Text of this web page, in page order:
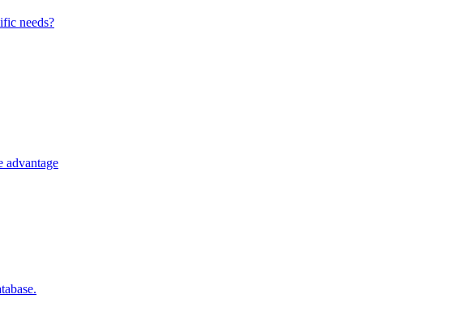
needs?
advantage